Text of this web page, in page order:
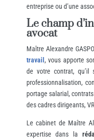
entreprise ou d’une
Le champ
avocat
Maître Alexandre
travail , vous apporte
de votre contrat, qu’il
professionnalisation,
portage salarial,
des cadres dirigeants,
Le cabinet de Maître
expertise dans la